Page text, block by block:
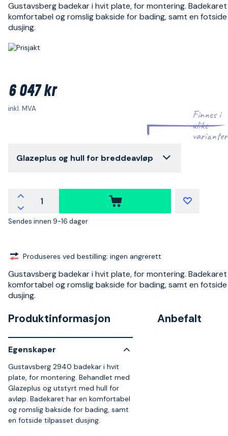
Gustavsberg badekar i hvit plate, for montering.
komfortabel og romslig bakside for bading, samt en
dusjing.
6 047 kr
inkl. MVA
Finnes i
ulike
varianter
Glazeplus og hull for breddeavløp
Sendes innen 9-16 dager
Produseres ved bestilling; ingen angrerett
Gustavsberg badekar i hvit plate, for montering.
komfortabel og romslig bakside for bading, samt en
dusjing.
Produktinformasjon
Egenskaper
Gustavsberg 2940 badekar i hvit
plate, for montering. Behandlet med
Glazeplus og utstyrt med hull for
avløp. Badekaret har en komfortabel
og romslig bakside for bading, samt
en fotside tilpasset dusjing.
Anbefalt